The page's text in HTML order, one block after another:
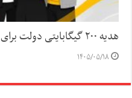
هدیه ۲۰۰ گیگابایتی دولت برای خبرنگاران ایرانسلی
۱۴۰۵/۰۵/۱۸